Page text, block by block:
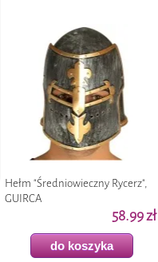
Hełm "Średniowieczny Rycerz",
GUIRCA
58.99 zł
do koszyka